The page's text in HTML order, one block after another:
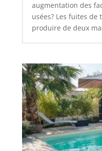
augmentation des
usées? Les fuites
produire de deux